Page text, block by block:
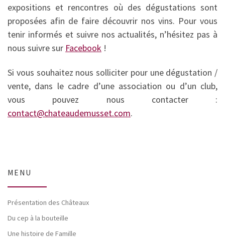
expositions et rencontres où des dégustations sont
proposées afin de faire découvrir nos vins. Pour vous
tenir informés et suivre nos actualités, n’hésitez pas à
nous suivre sur Facebook !
Si vous souhaitez nous solliciter pour une dégustation /
vente, dans le cadre d’une association ou d’un club,
vous pouvez nous contacter :
contact@chateaudemusset.com.
MENU
Présentation des Châteaux
Du cep à la bouteille
Une histoire de Famille